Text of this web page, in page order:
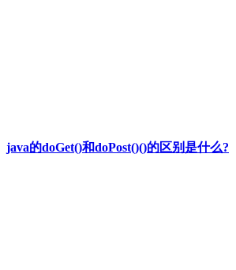
java的doGet()和doPost()()的区别是什么?